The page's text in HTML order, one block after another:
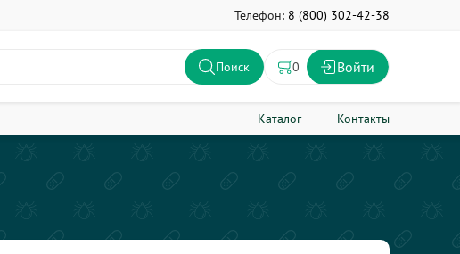
Телефон: 8 (800) 302-42-38
Поиск 0 Войти
Каталог Контакты